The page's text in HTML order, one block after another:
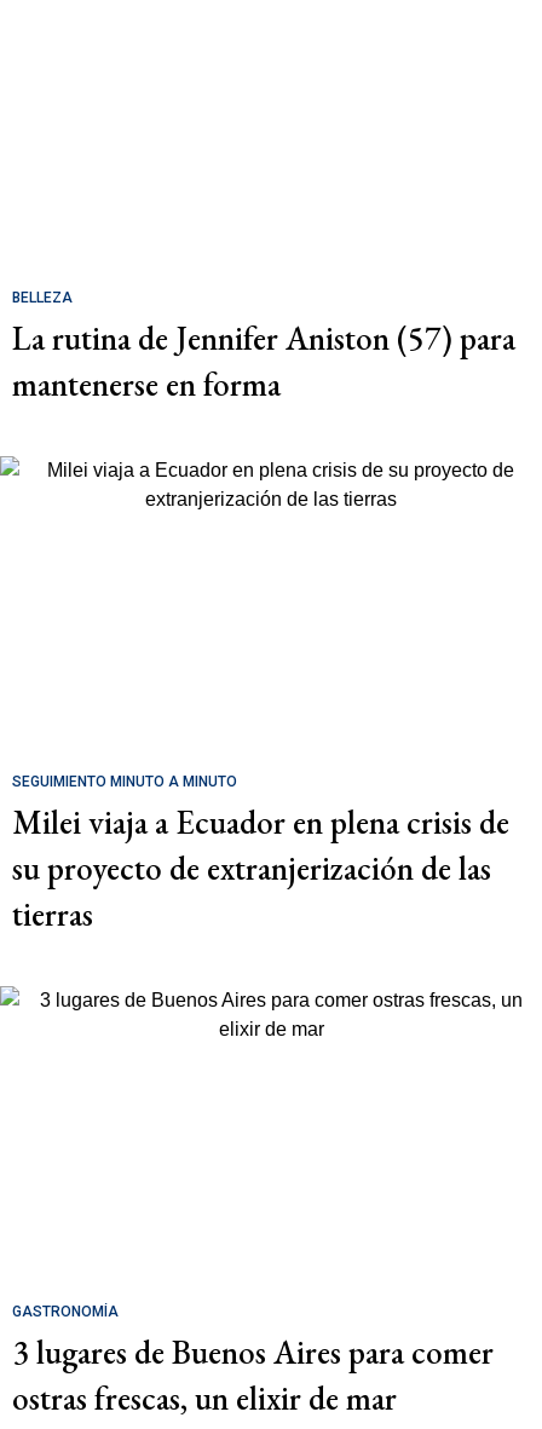
BELLEZA
La rutina de Jennifer Aniston (57) para
mantenerse en forma
SEGUIMIENTO MINUTO A MINUTO
Milei viaja a Ecuador en plena crisis de
su proyecto de extranjerización de las
tierras
GASTRONOMÍA
3 lugares de Buenos Aires para comer
ostras frescas, un elixir de mar